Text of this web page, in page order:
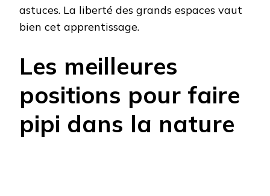
astuces. La liberté des grands espaces vaut
bien cet apprentissage.
Les meilleures
positions pour faire
pipi dans la nature